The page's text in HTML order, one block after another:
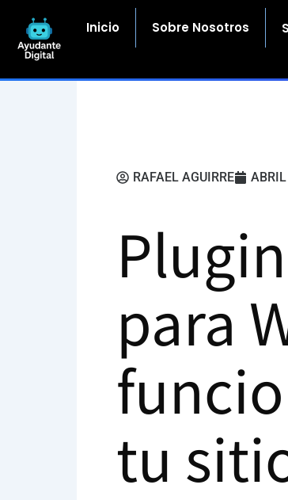
contenido
Inicio Sobre Nosotros
RAFAEL AGUIRRE
para
tu